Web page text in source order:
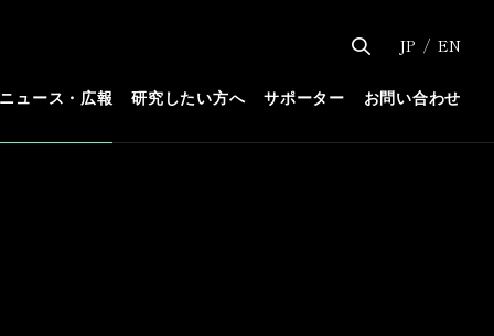
ニュース・広報 研究したい方へ サポーター お問い合わせ
JP EN